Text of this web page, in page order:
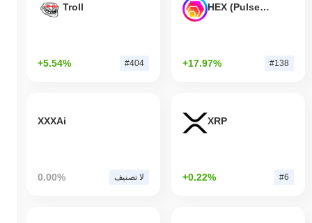
Troll
+5.54% #404
HEX (Pulsechain)
+17.97% #138
XXXAi
0.00% لا تصنيف
XRP
+0.22% #6